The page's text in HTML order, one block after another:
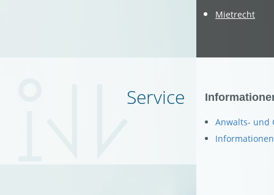
Miet­recht
Ser­vice
An­walts- und